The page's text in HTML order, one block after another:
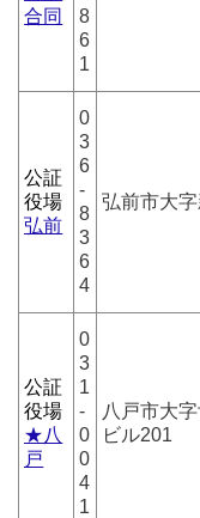
合同
8
6
1
公証
役場
弘前
0
3
6
-
8
3
6
4
弘前市大
公証
役場
★八
戸
0
3
1
-
0
0
4
1
八戸市大
ビル201